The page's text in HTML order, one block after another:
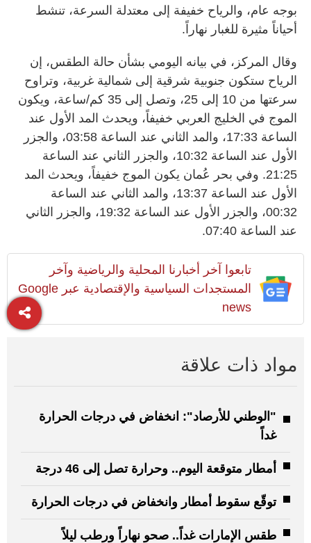
بوجه عام، والرياح خفيفة إلى معتدلة السرعة، تنشط
أحياناً مثيرة للغبار نهاراً.
وقال المركز، في بيانه اليومي بشأن حالة الطقس، إن
الرياح ستكون جنوبية شرقية إلى شمالية غربية، وتراوح
سرعتها من 10 إلى 25، وتصل إلى 35 كم/ساعة، ويكون
الموج في الخليج العربي خفيفاً، ويحدث المد الأول عند
الساعة 17:33، والمد الثاني عند الساعة 03:58، والجزر
الأول عند الساعة 10:32، والجزر الثاني عند الساعة
21:25. وفي بحر عُمان يكون الموج خفيفاً، ويحدث المد
الأول عند الساعة 13:37، والمد الثاني عند الساعة
00:32، والجزر الأول عند الساعة 19:32، والجزر الثاني
عند الساعة 07:40.
تابعوا آخر أخبارنا المحلية والرياضية وآخر
المستجدات السياسية والإقتصادية عبر Google
news
مواد ذات علاقة
"الوطني للأرصاد": انخفاض في درجات الحرارة
غداً
أمطار متوقعة اليوم.. وحرارة تصل إلى 46 درجة
توقّع سقوط أمطار وانخفاض في درجات الحرارة
طقس الإمارات غداً.. صحو نهاراً ورطب ليلاً